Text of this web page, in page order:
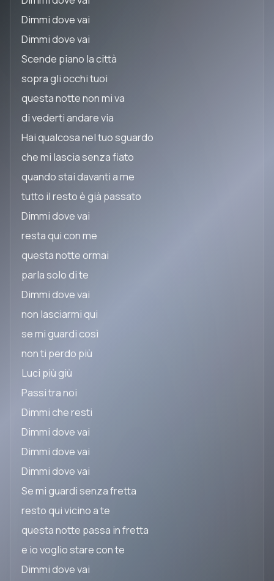
Dimmi dove vai
Dimmi dove vai
Scende piano la città
sopra gli occhi tuoi
questa notte non mi va
di vederti andare via
Hai qualcosa nel tuo sguardo
che mi lascia senza fiato
quando stai davanti a me
tutto il resto è già passato
Dimmi dove vai
resta qui con me
questa notte ormai
parla solo di te
Dimmi dove vai
non lasciarmi qui
se mi guardi così
non ti perdo più
Luci più giù
Passi tra noi
Dimmi che resti
Dimmi dove vai
Dimmi dove vai
Dimmi dove vai
Se mi guardi senza fretta
resto qui vicino a te
questa notte passa in fretta
e io voglio stare con te
Dimmi dove vai